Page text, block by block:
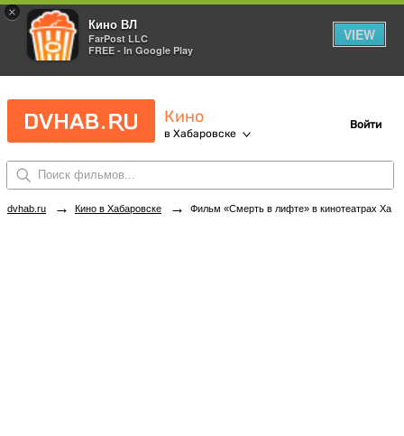
×
Кино ВЛ
FarPost LLC
FREE - In Google Play
VIEW
Кино
в Хабаровске
Войти
dvhab.ru → Кино в Хабаровске → Фильм «Смерть в лифте» в кинотеатрах Хабаровска. Купить билеты!